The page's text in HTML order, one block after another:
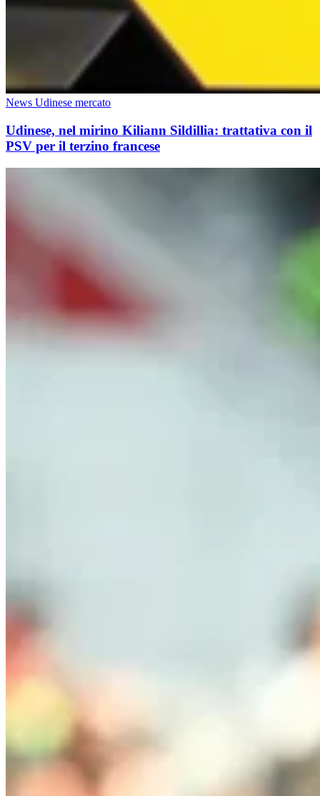
News Udinese mercato
Udinese, nel mirino Kiliann Sildillia: trattativa con il
PSV per il terzino francese